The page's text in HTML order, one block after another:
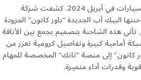
​في معرض بكين الدولي للسيارات في أبريل 2024، كشفت شركة
البيك أب الجديدة “باور كانون” المزودة
ديزل سعة 2.4 لتر. تأتي هذه الشاحنة بتصميم يجمع بين الأناقة
أمامية كبيرة وتفاصيل كرومية تعزز من
كانون” إلى منصة “تانك” المخصصة للمهام
وقدرات أداء متميزة.​